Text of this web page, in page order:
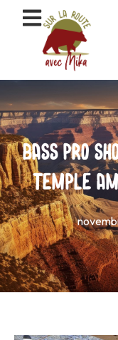
Bass Pro
temple